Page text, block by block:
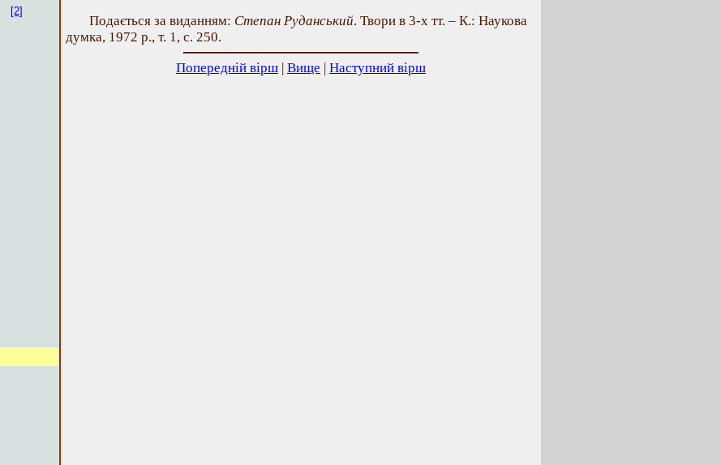
[2]
Подається за виданням: Степан Руданський. Твори в 3-х тт. – К.: Наукова
думка, 1972 р., т. 1, с. 250.
Попередній вірш | Вище | Наступний вірш